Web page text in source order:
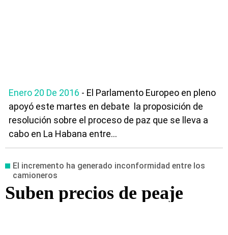
Enero 20 De 2016 - El Parlamento Europeo en pleno
apoyó este martes en debate la proposición de
resolución sobre el proceso de paz que se lleva a
cabo en La Habana entre...
El incremento ha generado inconformidad entre los
camioneros
Suben precios de peaje